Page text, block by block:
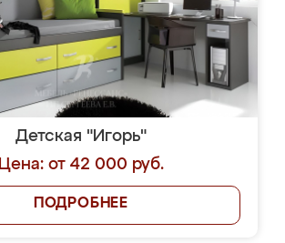
Детская "Игорь"
Цена: от 42 000 руб.
ПОДРОБНЕЕ